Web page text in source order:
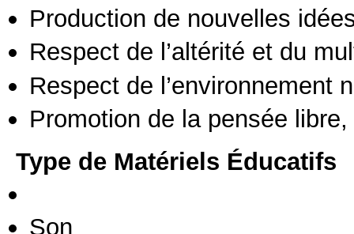
Production de nouvelles
Respect de l’altérité et du
Respect de l’environnement
Promotion de la pensée
Type de Matériels Éducatifs
Son